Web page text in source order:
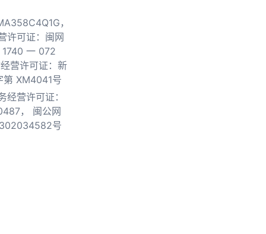
，
许可证：闽网
一 072
营许可证：新
第 XM4041号
经营许可证：
，
闽公网
号